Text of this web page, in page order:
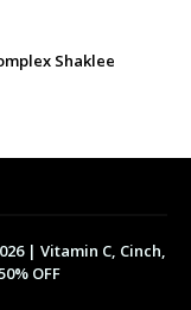
Shaklee
| Vitamin C, Cinch,
OFF